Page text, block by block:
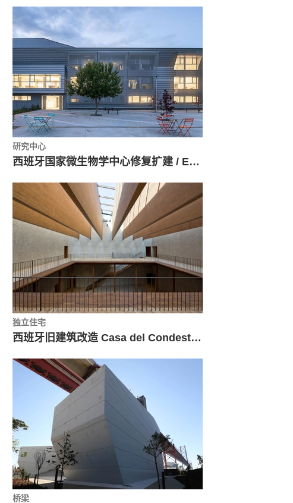
研究中心
西班牙国家微生物学中心修复扩建 / Enrique Fombella Guillem + Marta Pastor Estébanez
独立住宅
西班牙旧建筑改造 Casa del Condestable / Tabuenca & Leache, Arquitectos
桥梁